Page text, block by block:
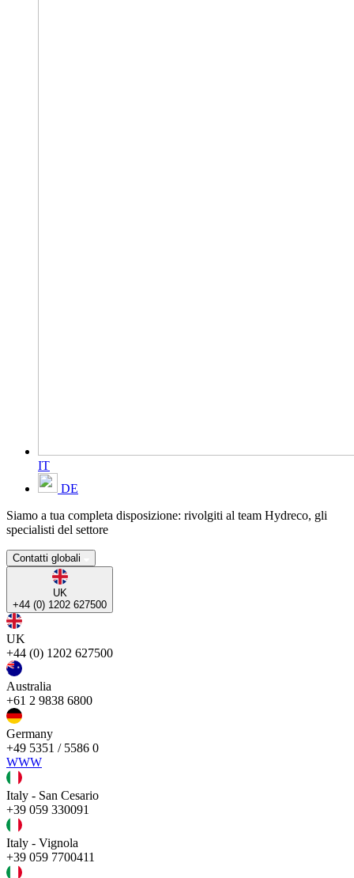
IT
DE
Siamo a tua completa disposizione: rivolgiti al team Hydreco, gli
specialisti del settore
Contatti globali
UK
+44 (0) 1202 627500
UK
+44 (0) 1202 627500
Australia
+61 2 9838 6800
Germany
+49 5351 / 5586 0
WWW
Italy - San Cesario
+39 059 330091
Italy - Vignola
+39 059 7700411